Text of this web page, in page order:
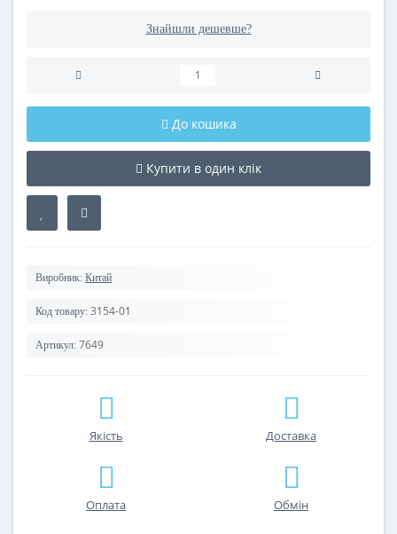
Знайшли дешевше?
До кошика
Купити в один клік
Виробник: Китай
Код товару: 3154-01
Артикул: 7649
Якість Доставка
Оплата Обмін